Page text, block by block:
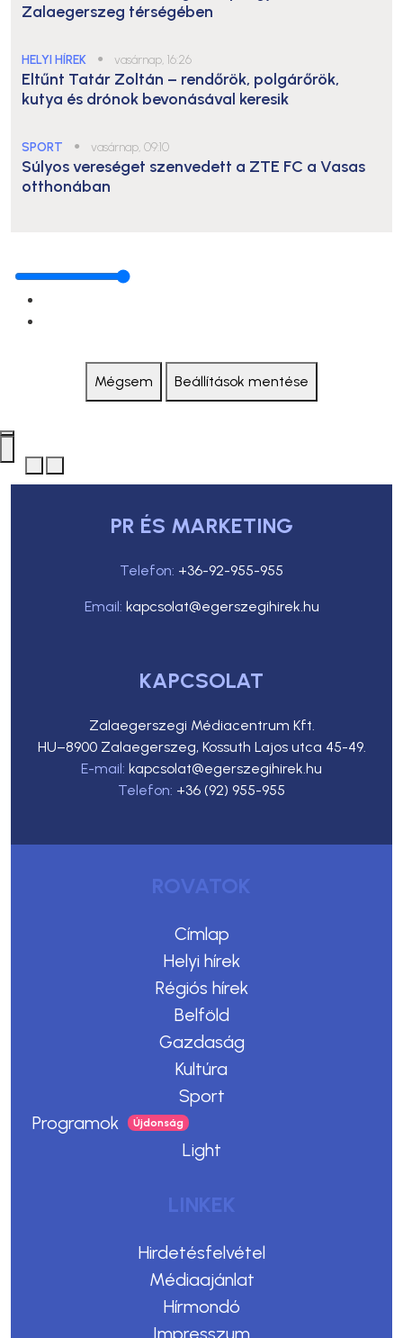
Zalaegerszeg térségében
HELYI HÍREK ● vasárnap, 16:26
Eltűnt Tatár Zoltán – rendőrök, polgárőrök,
kutya és drónok bevonásával keresik
SPORT ● vasárnap, 09:10
Súlyos vereséget szenvedett a ZTE FC a Vasas
otthonában
Mégsem Beállítások mentése
PR ÉS MARKETING
Telefon: +36-92-955-955
Email: kapcsolat@egerszegihirek.hu
KAPCSOLAT
Zalaegerszegi Médiacentrum Kft.
HU–8900 Zalaegerszeg, Kossuth Lajos utca 45-49.
E-mail: kapcsolat@egerszegihirek.hu
Telefon: +36 (92) 955-955
ROVATOK
Címlap
Helyi hírek
Régiós hírek
Belföld
Gazdaság
Kultúra
Sport
Programok
Light
LINKEK
Hirdetésfelvétel
Médiaajánlat
Hírmondó
Impresszum